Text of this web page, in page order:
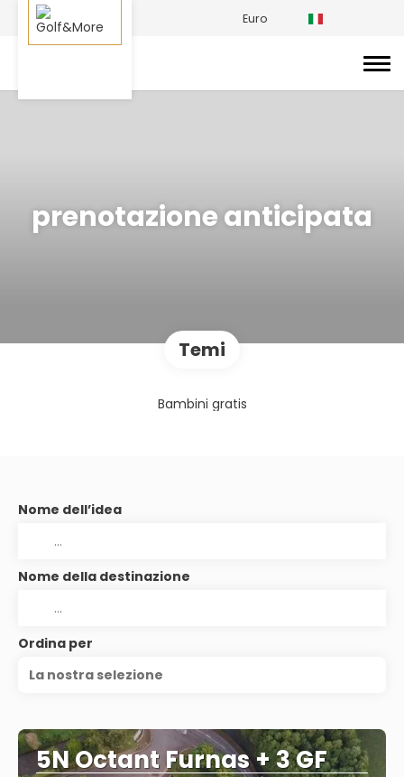
Euro
prenotazione anticipata
Temi
Bambini gratis
Nome dell’idea
Nome della destinazione
Ordina per
La nostra selezione
5N Octant Furnas + 3 GF